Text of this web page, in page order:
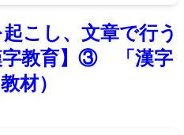
こし、文章で行う
字教育】③ 「漢字
材）